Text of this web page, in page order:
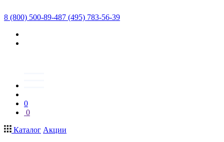
8 (800) 500-89-487 (495) 783-56-39
0
0
Каталог Акции